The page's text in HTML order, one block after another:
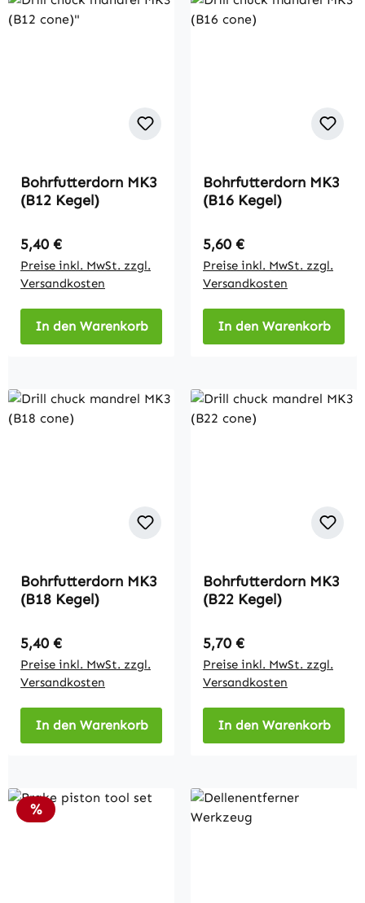
Bohrfutterdorn MK3
(B12 Kegel)
Regulärer Preis:
5,40 €
Preise inkl. MwSt. zzgl.
Versandkosten
In den Warenkorb
Bohrfutterdorn MK3
(B16 Kegel)
Regulärer Preis:
5,60 €
Preise inkl. MwSt. zzgl.
Versandkosten
In den Warenkorb
Bohrfutterdorn MK3
(B18 Kegel)
Regulärer Preis:
5,40 €
Preise inkl. MwSt. zzgl.
Versandkosten
In den Warenkorb
Bohrfutterdorn MK3
(B22 Kegel)
Regulärer Preis:
5,70 €
Preise inkl. MwSt. zzgl.
Versandkosten
In den Warenkorb
Rabatt
%